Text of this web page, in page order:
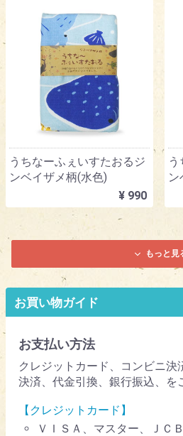
うちなーふぇいすたおるジ
ンベイザメ柄(水色)
¥ 990
ン
もっと見
お買い物ガイド
お支払い方法
クレジットカード、コンビニ決
決済、代金引換、銀行振込、を
【クレジットカード】
ＶＩＳＡ、マスター、ＪＣ